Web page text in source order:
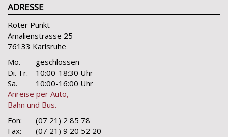
ADRESSE
Roter Punkt
Amalienstrasse 25
76133 Karlsruhe
Mo.
geschlossen
Di.-Fr.
10:00-18:30 Uhr
Sa.
10:00-16:00 Uhr
Anreise per Auto,
Bahn und Bus.
Fon:
(07 21) 2 85 78
Fax:
(07 21) 9 20 52 20